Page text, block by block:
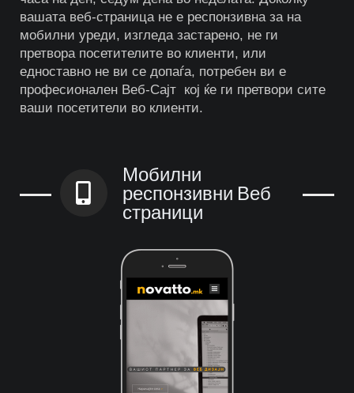
вашата веб-страница не е респонзивна за на
мобилни уреди, изгледа застарено, не ги
претвора посетителите во клиенти, или
едноставно не ви се допаѓа, потребен ви е
професионален Веб-Сајт кој ќе ги претвори сите
ваши посетители во клиенти.
Мобилни
респонзивни Веб
страници